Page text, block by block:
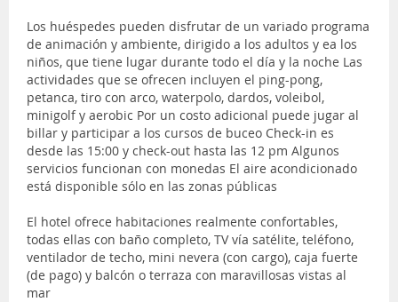
Los huéspedes pueden disfrutar de un variado programa
de animación y ambiente, dirigido a los adultos y ea los
niños, que tiene lugar durante todo el día y la noche Las
actividades que se ofrecen incluyen el ping-pong,
petanca, tiro con arco, waterpolo, dardos, voleibol,
minigolf y aerobic Por un costo adicional puede jugar al
billar y participar a los cursos de buceo Check-in es
desde las 15:00 y check-out hasta las 12 pm Algunos
servicios funcionan con monedas El aire acondicionado
está disponible sólo en las zonas públicas
El hotel ofrece habitaciones realmente confortables,
todas ellas con baño completo, TV vía satélite, teléfono,
ventilador de techo, mini nevera (con cargo), caja fuerte
(de pago) y balcón o terraza con maravillosas vistas al
mar